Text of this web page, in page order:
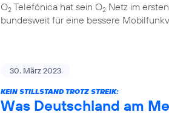
O2 Telefónica hat sein O2 Netz im
bundesweit für eine bessere
30. März 2023
KEIN STILLSTAND TROTZ STREIK:
Was Deutschland am